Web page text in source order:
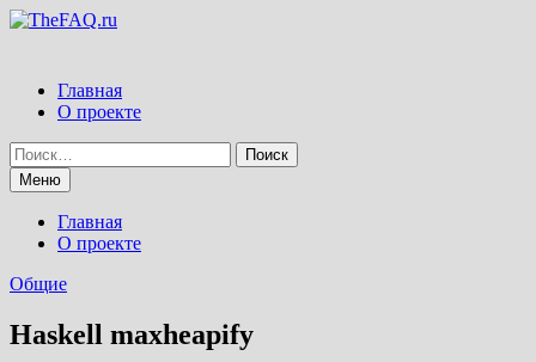
Перейти
Главная
О проекте
Найти:
Меню
Главная
О проекте
Общие
Haskell maxheapify